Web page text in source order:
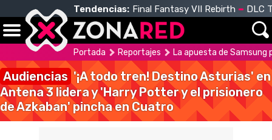
Tendencias: Final Fantasy VII Rebirth DLC
Portada Reportajes La apuesta de Samsung
Audiencias '¡A todo tren! Destino Asturias' en
Antena 3 lidera y 'Harry Potter y el prisionero
de Azkaban' pincha en Cuatro